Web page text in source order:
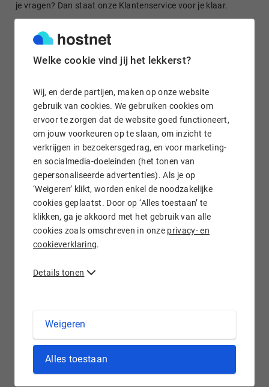
Welke cookie vind jij het lekkerst?
Wij, en derde partijen, maken op onze website
gebruik van cookies. We gebruiken cookies om
ervoor te zorgen dat de website goed functioneert,
om jouw voorkeuren op te slaan, om inzicht te
verkrijgen in bezoekersgedrag, en voor marketing-
en socialmedia-doeleinden (het tonen van
gepersonaliseerde advertenties). Als je op
‘Weigeren’ klikt, worden enkel de noodzakelijke
cookies geplaatst. Door op ‘Alles toestaan’ te
klikken, ga je akkoord met het gebruik van alle
cookies zoals omschreven in onze privacy- en
cookieverklaring.
Details tonen
Weigeren
Alles toestaan
je vragen? Dan staat onze Klantenservice voor je klaar.
Gratis domein doorsturen
Stuur je domeinnaam kosteloos door naar een site of je
socialmedia-profiel. Het is in enkele klikken geregeld.
Gratis e-mail doorsturen
Wij staan voor je klaar!
.TODAY domein registreren bij Hostnet
Wie kent ze niet: actualiteitenwebsites, nieuwsblogs? We
willen constant op de hoogte blijven van alle dingen die om
ons heen gebeuren. Er is een domeinnaamextensie die deze